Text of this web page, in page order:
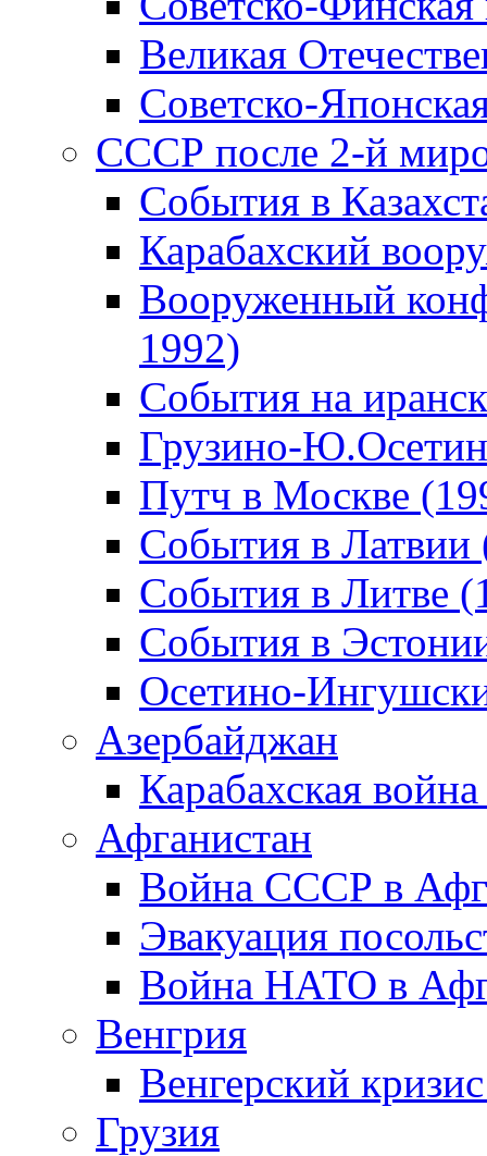
Великая
Советско-
СССР после 2-й
События в
Карабахский
Вооруженный
1992)
События на
Грузино-
Путч в Москве
События в Латвии
События в Литве
События в
Осетино-
Азербайджан
Карабахская
Афганистан
Война СССР в
Эвакуация
Война НАТО в
Венгрия
Венгерский
Грузия